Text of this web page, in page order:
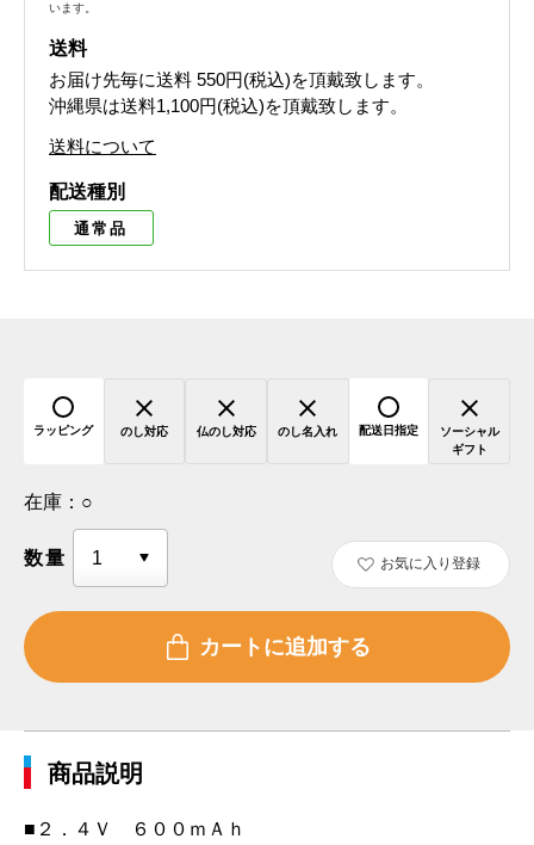
います。
送料
お届け先毎に送料 550円(税込)を頂戴致します。
沖縄県は送料1,100円(税込)を頂戴致します。
送料について
配送種別
通常品
ラッピング のし対応 仏のし対応 のし名入れ 配送日指定
ソーシャル
ギフト
在庫： ○
数量 お気に入り登録
商品説明
■２．４Ｖ ６００ｍＡｈ